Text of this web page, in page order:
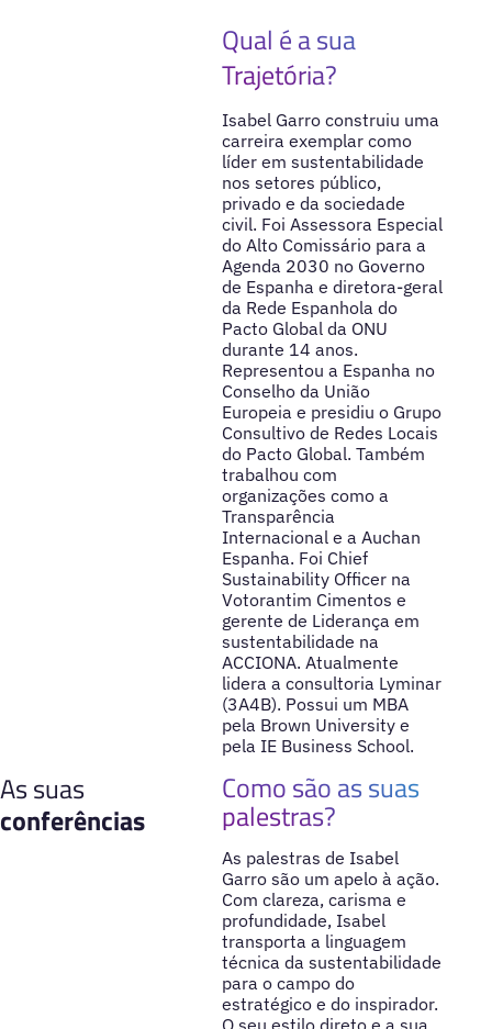
Qual é a sua
Trajetória?
Isabel Garro construiu uma
carreira exemplar como
líder em sustentabilidade
nos setores público,
privado e da sociedade
civil. Foi Assessora Especial
do Alto Comissário para a
Agenda 2030 no Governo
de Espanha e diretora-geral
da Rede Espanhola do
Pacto Global da ONU
durante 14 anos.
Representou a Espanha no
Conselho da União
Europeia e presidiu o Grupo
Consultivo de Redes Locais
do Pacto Global. Também
trabalhou com
organizações como a
Transparência
Internacional e a Auchan
Espanha. Foi Chief
Sustainability Officer na
Votorantim Cimentos e
gerente de Liderança em
sustentabilidade na
ACCIONA. Atualmente
lidera a consultoria Lyminar
(3A4B). Possui um MBA
pela Brown University e
pela IE Business School.
As suas
conferências
Como são as suas
palestras?
As palestras de Isabel
Garro são um apelo à ação.
Com clareza, carisma e
profundidade, Isabel
transporta a linguagem
técnica da sustentabilidade
para o campo do
estratégico e do inspirador.
O seu estilo direto e a sua